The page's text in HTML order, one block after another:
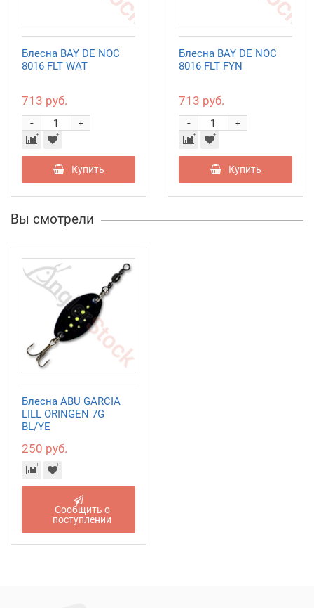
Блесна BAY DE NOC
8016 FLT WAT
713 руб.
+
-
Купить
Блесна BAY DE NOC
8016 FLT FYN
713 руб.
+
-
Купить
Вы смотрели
Блесна ABU GARCIA
LILL ORINGEN 7G
BL/YE
250 руб.
Сообщить о
поступлении